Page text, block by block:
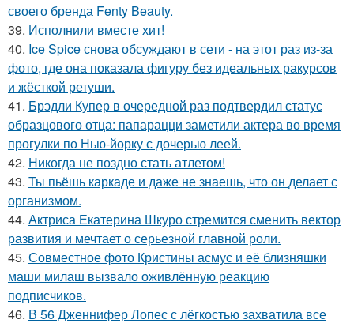
своего бренда Fenty Beauty.
39. Исполнили вместе хит!
40. Ice Spice снова обсуждают в сети - на этот раз из-за
фото, где она показала фигуру без идеальных ракурсов
и жёсткой ретуши.
41. Брэдли Купер в очередной раз подтвердил статус
образцового отца: папарацци заметили актера во время
прогулки по Нью-йорку с дочерью леей.
42. Никогда не поздно стать атлетом!
43. Ты пьёшь каркаде и даже не знаешь, что он делает с
организмом.
44. Актриса Екатерина Шкуро стремится сменить вектор
развития и мечтает о серьезной главной роли.
45. Совместное фото Кристины асмус и её близняшки
маши милаш вызвало оживлённую реакцию
подписчиков.
46. В 56 Дженнифер Лопес с лёгкостью захватила все